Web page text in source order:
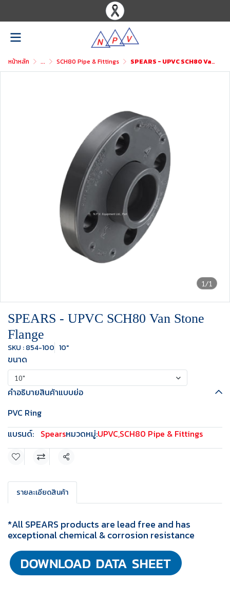
หน้าหลัก ... SCH80 Pipe & Fittings SPEARS - UPVC SCH80 Van Stone Flange
1/1
SPEARS - UPVC SCH80 Van Stone
Flange
SKU : 854-100 10"
ขนาด
10"
คำอธิบายสินค้าแบบย่อ
PVC Ring
แบรนด์: Spearsหมวดหมู่:UPVC,SCH80 Pipe & Fittings
แชร์
รายละเอียดสินค้า
*All SPEARS products are lead free and has
exceptional chemical & corrosion resistance